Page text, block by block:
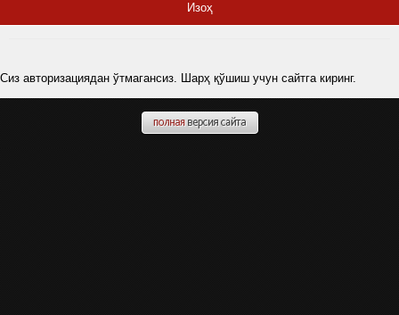
Изоҳ
Сиз авторизациядан ўтмагансиз. Шарҳ қўшиш учун сайтга киринг.